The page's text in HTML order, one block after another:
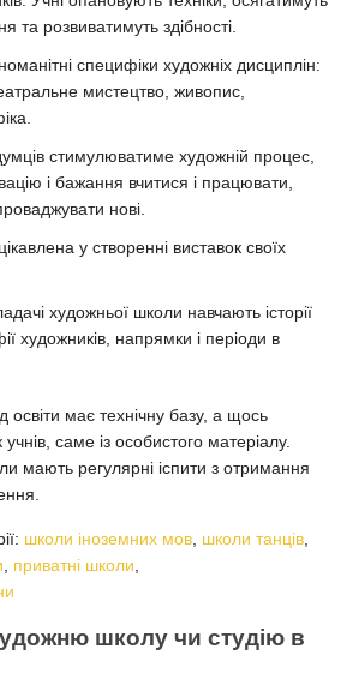
та розвиватимуть здібності.
специфіки художніх дисциплін:
мистецтво, живопис,
стимулюватиме художній процес,
і бажання вчитися і працювати,
нові.
у створенні виставок своїх
художньої школи навчають історії
художників, напрямки і періоди в
освіти має технічну базу, а щось
саме із особистого матеріалу.
мають регулярні іспити з отримання
школи іноземних мов школи танців
приватні школи
школу чи студію в